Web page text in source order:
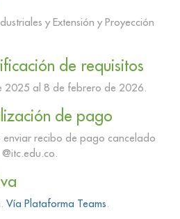
y Extensión y Proyección
de requisitos
2025 al 8 de febrero de 2026.
de pago
recibo de pago cancelado
Vía Plataforma Teams.